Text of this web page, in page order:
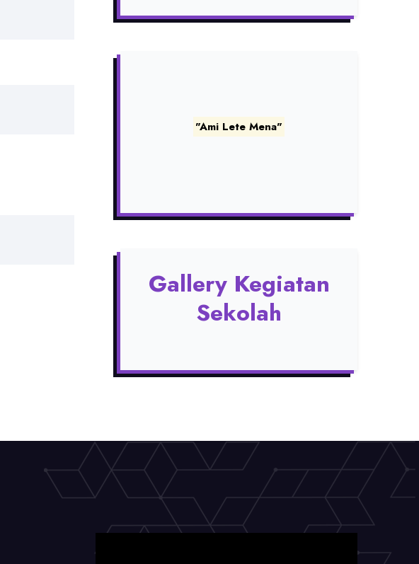
"Ami Lete Mena"
Gallery Kegiatan
Sekolah